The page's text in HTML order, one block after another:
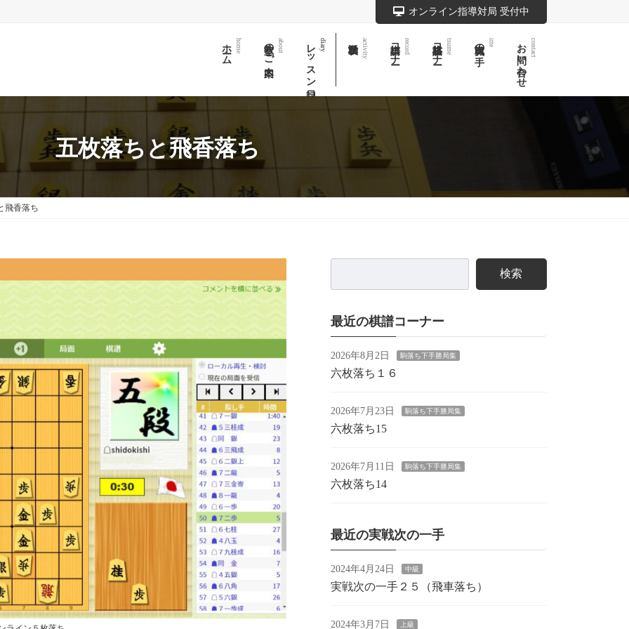
オンライン指導対局 受付中
ホーム home 教室のご案内 about レッスン日記 diary activity 棋譜コーナー record 詰将棋コーナー tsume 実戦次の一手 itte お問い合わせ contact
五枚落ちと飛香落ち
飛香落ち
検索
最近の棋譜コーナー
2026年8月2日 駒落ち下手勝局集
六枚落ち１６
2026年7月23日 駒落ち下手勝局集
六枚落ち15
2026年7月11日 駒落ち下手勝局集
六枚落ち14
最近の実戦次の一手
2024年4月24日 中級
実戦次の一手２５（飛車落ち）
2024年3月7日 上級